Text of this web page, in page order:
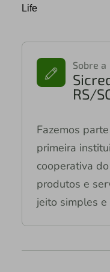
Life
Sobre a
RS/
Fazemos
primeira
cooperativa
produtos e
jeito simples e